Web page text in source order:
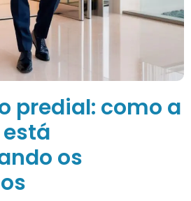
predial: como a
os